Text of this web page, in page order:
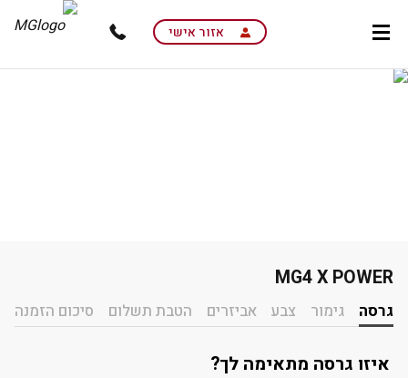
content
אזור אישי
MG4 X POWER
חווית נהיגה עוצמתית ב-MG4
גרסה גימור צבע אביזרים הטבת תשלום סיכום הזמנה
איזו גרסה מתאימה לך?